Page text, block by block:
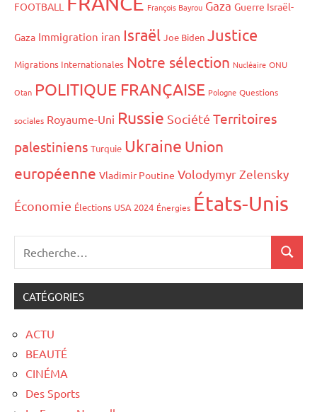
FOOTBALL François Bayrou Gaza Guerre Israël-
Gaza Immigration iran Israël Joe Biden Justice
Migrations Internationales Notre sélection Nucléaire ONU
Otan POLITIQUE FRANÇAISE Pologne Questions
sociales Royaume-Uni Russie Société Territoires
palestiniens Turquie Ukraine Union
européenne Vladimir Poutine Volodymyr Zelensky
Économie Élections USA 2024 Énergies États-Unis
CATÉGORIES
ACTU
BEAUTÉ
CINÉMA
Des Sports